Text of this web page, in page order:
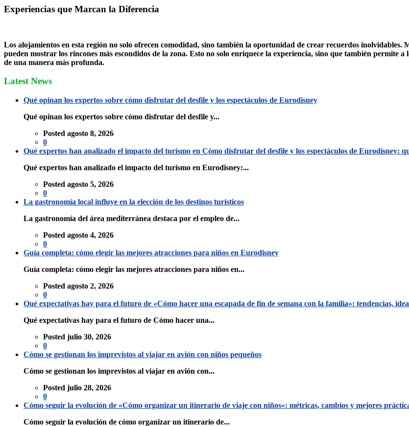
Experiencias que Marcan la Diferencia
Los alojamientos en esta región no solo ofrecen comodidad, sino también la oportunidad de crear recuerdos inolvidables.
pueden mostrar los rincones más escondidos de la zona. Esto no solo enriquece la experiencia, sino que también permite
de una manera más profunda.
Latest News
Qué opinan los expertos sobre cómo disfrutar del desfile y los espectáculos de Eurodisney
Qué opinan los expertos sobre cómo disfrutar del desfile y...
Posted agosto 8, 2026
0
Qué expertos han analizado el impacto del turismo en Cómo disfrutar del desfile y los espectáculos de Eurodisney:
Qué expertos han analizado el impacto del turismo en Eurodisney:...
Posted agosto 5, 2026
0
La gastronomía local influye en la elección de los destinos turísticos
La gastronomía del área mediterránea destaca por el empleo de...
Posted agosto 4, 2026
0
Guía completa: cómo elegir las mejores atracciones para niños en Eurodisney
Guía completa: cómo elegir las mejores atracciones para niños en...
Posted agosto 2, 2026
0
Qué expectativas hay para el futuro de «Cómo hacer una escapada de fin de semana con la familia»: tendencias,
Qué expectativas hay para el futuro de Cómo hacer una...
Posted julio 30, 2026
0
Cómo se gestionan los imprevistos al viajar en avión con niños pequeños
Cómo se gestionan los imprevistos al viajar en avión con...
Posted julio 28, 2026
0
Cómo seguir la evolución de «Cómo organizar un itinerario de viaje con niños»: métricas, cambios y mejores
Cómo seguir la evolución de cómo organizar un itinerario de...